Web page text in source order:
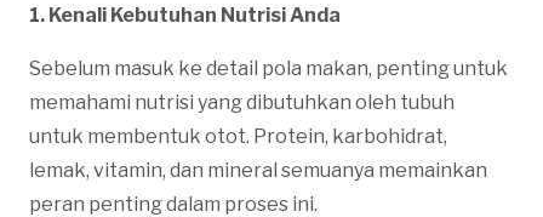
1. Kenali Kebutuhan Nutrisi Anda
Sebelum masuk ke detail pola makan, penting untuk
memahami nutrisi yang dibutuhkan oleh tubuh
untuk membentuk otot. Protein, karbohidrat,
lemak, vitamin, dan mineral semuanya memainkan
peran penting dalam proses ini.